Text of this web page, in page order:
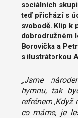
sociálních
teď přichází s
svobodě. Klip k
dobrodružném
Borovička a
s ilustrátorkou
„Jsme
hymnu, tak
refrénem ‚Když
co máme, je